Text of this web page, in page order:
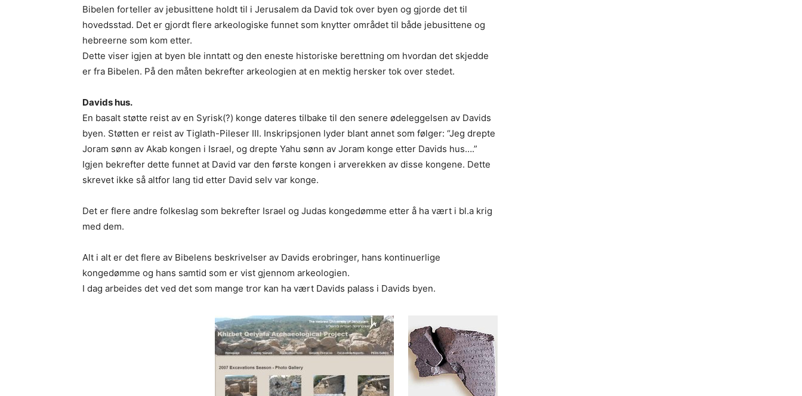
Bibelen forteller av jebusittene holdt til i Jerusalem da David tok over byen og gjorde det til
hovedsstad. Det er gjordt flere arkeologiske funnet som knytter området til både jebusittene og
hebreerne som kom etter.
Dette viser igjen at byen ble inntatt og den eneste historiske berettning om hvordan det skjedde
er fra Bibelen. På den måten bekrefter arkeologien at en mektig hersker tok over stedet.
Davids hus.
En basalt støtte reist av en Syrisk(?) konge dateres tilbake til den senere ødeleggelsen av Davids
byen. Støtten er reist av Tiglath-Pileser III. Inskripsjonen lyder blant annet som følger: “Jeg drepte
Joram sønn av Akab kongen i Israel, og drepte Yahu sønn av Joram konge etter Davids hus….”
Igjen bekrefter dette funnet at David var den første kongen i arverekken av disse kongene. Dette
skrevet ikke så altfor lang tid etter David selv var konge.
Det er flere andre folkeslag som bekrefter Israel og Judas kongedømme etter å ha vært i bl.a krig
med dem.
Alt i alt er det flere av Bibelens beskrivelser av Davids erobringer, hans kontinuerlige
kongedømme og hans samtid som er vist gjennom arkeologien.
I dag arbeides det ved det som mange tror kan ha vært Davids palass i Davids byen.